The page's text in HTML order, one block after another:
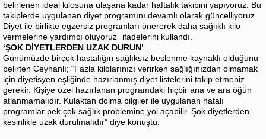
belirlenen ideal kilosuna ulaşana kadar haftalık takibini yapıyoruz. Bu
takiplerde uygulanan diyet programını devamlı olarak güncelliyoruz.
Diyet ile birlikte egzersiz programları önererek daha sağlıklı kilo
vermelerine yardımcı oluyoruz” ifadelerini kullandı.
‘ŞOK DİYETLERDEN UZAK DURUN’
Günümüzde birçok hastalığın sağlıksız beslenme kaynaklı olduğunu
belirten Ceyhanlı; “Fazla kilolarınızı verirken sağlığınızdan olmamak
için diyetisyen eşliğinde hazırlanmış diyet listelerini takip etmeniz
gerekir. Kişiye özel hazırlanan programdaki hiçbir ana ve ara öğün
atlanmamalıdır. Kulaktan dolma bilgiler ile uygulanan hatalı
programlar pek çok sağlık problemine yol açabilir. Şok diyetlerden
kesinlikle uzak durulmalıdır” diye konuştu.